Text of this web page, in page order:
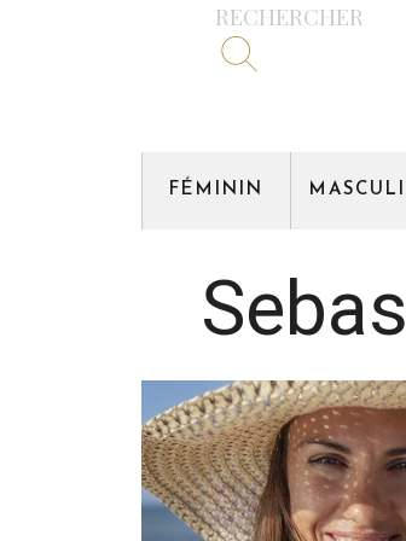
RECHERCHER
FÉMININ